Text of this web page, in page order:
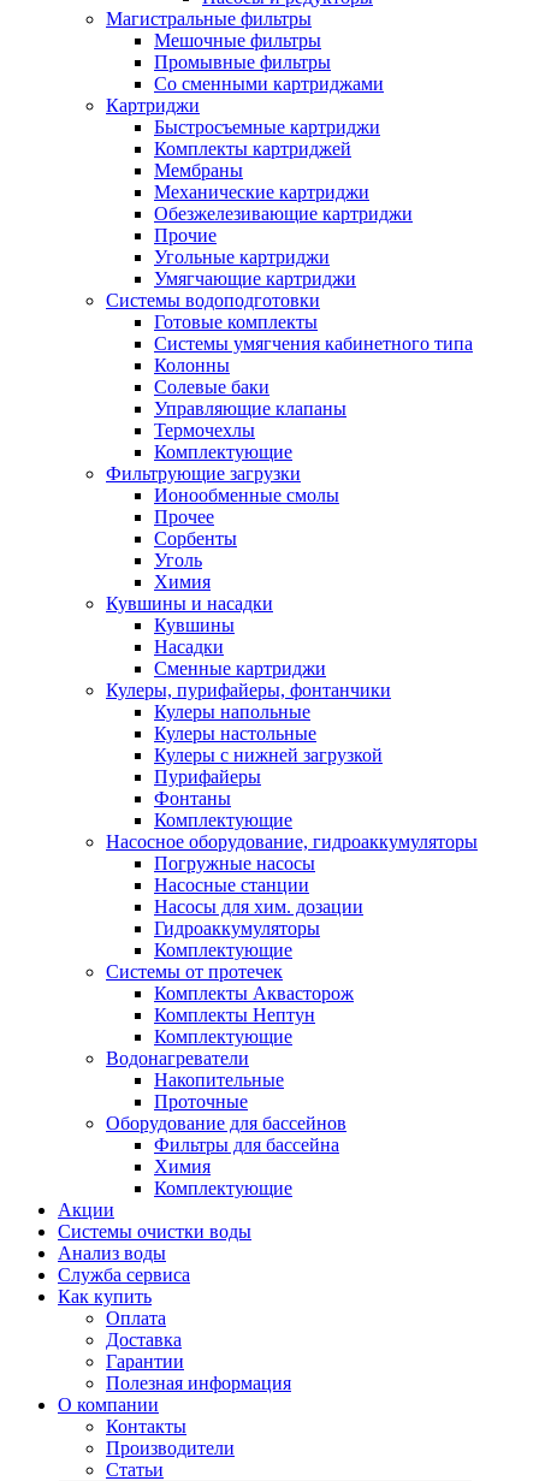
Магистральные фильтры
Мешочные фильтры
Промывные фильтры
Со сменными картриджами
Картриджи
Быстросъемные картриджи
Комплекты картриджей
Мембраны
Механические картриджи
Обезжелезивающие картриджи
Прочие
Угольные картриджи
Умягчающие картриджи
Системы водоподготовки
Готовые комплекты
Системы умягчения кабинетного типа
Колонны
Солевые баки
Управляющие клапаны
Термочехлы
Комплектующие
Фильтрующие загрузки
Ионообменные смолы
Прочее
Сорбенты
Уголь
Химия
Кувшины и насадки
Кувшины
Насадки
Сменные картриджи
Кулеры, пурифайеры, фонтанчики
Кулеры напольные
Кулеры настольные
Кулеры с нижней загрузкой
Пурифайеры
Фонтаны
Комплектующие
Насосное оборудование, гидроаккумуляторы
Погружные насосы
Насосные станции
Насосы для хим. дозации
Гидроаккумуляторы
Комплектующие
Системы от протечек
Комплекты Аквасторож
Комплекты Нептун
Комплектующие
Водонагреватели
Накопительные
Проточные
Оборудование для бассейнов
Фильтры для бассейна
Химия
Комплектующие
Акции
Системы очистки воды
Анализ воды
Служба сервиса
Как купить
Оплата
Доставка
Гарантии
Полезная информация
О компании
Контакты
Производители
Статьи